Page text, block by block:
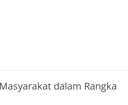
dalam Rangka